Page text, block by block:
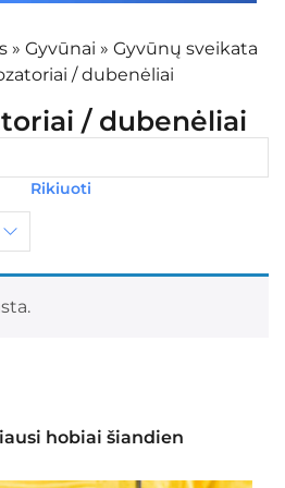
» Gyvūnai » Gyvūnų sveikata
/ dubenėliai
/ dubenėliai
Rikiuoti
hobiai šiandien